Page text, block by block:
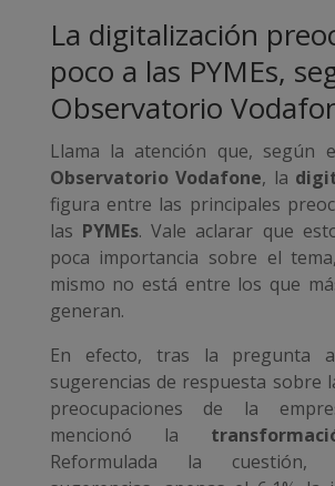
La digitalización
poco a las PYMEs,
Observatorio
Llama la atención que, según
Observatorio Vodafone, la
figura entre las principales
las PYMEs. Vale aclarar que
poca importancia sobre el
mismo no está entre los que
generan.
En efecto, tras la pregunta
sugerencias de respuesta sobre
preocupaciones de la
mencionó la
Reformulada la cuestión,